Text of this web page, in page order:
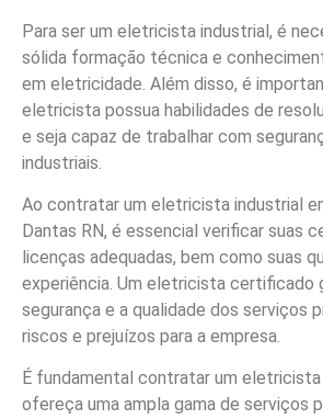
Para ser um eletricista industrial, é
sólida formação técnica e
em eletricidade. Além disso, é
eletricista possua habilidades de
e seja capaz de trabalhar com
industriais.
Ao contratar um eletricista industrial
Dantas RN, é essencial verificar suas
licenças adequadas, bem como suas
experiência. Um eletricista certificado
segurança e a qualidade dos serviços
riscos e prejuízos para a empresa.
É fundamental contratar um
ofereça uma ampla gama de serviços